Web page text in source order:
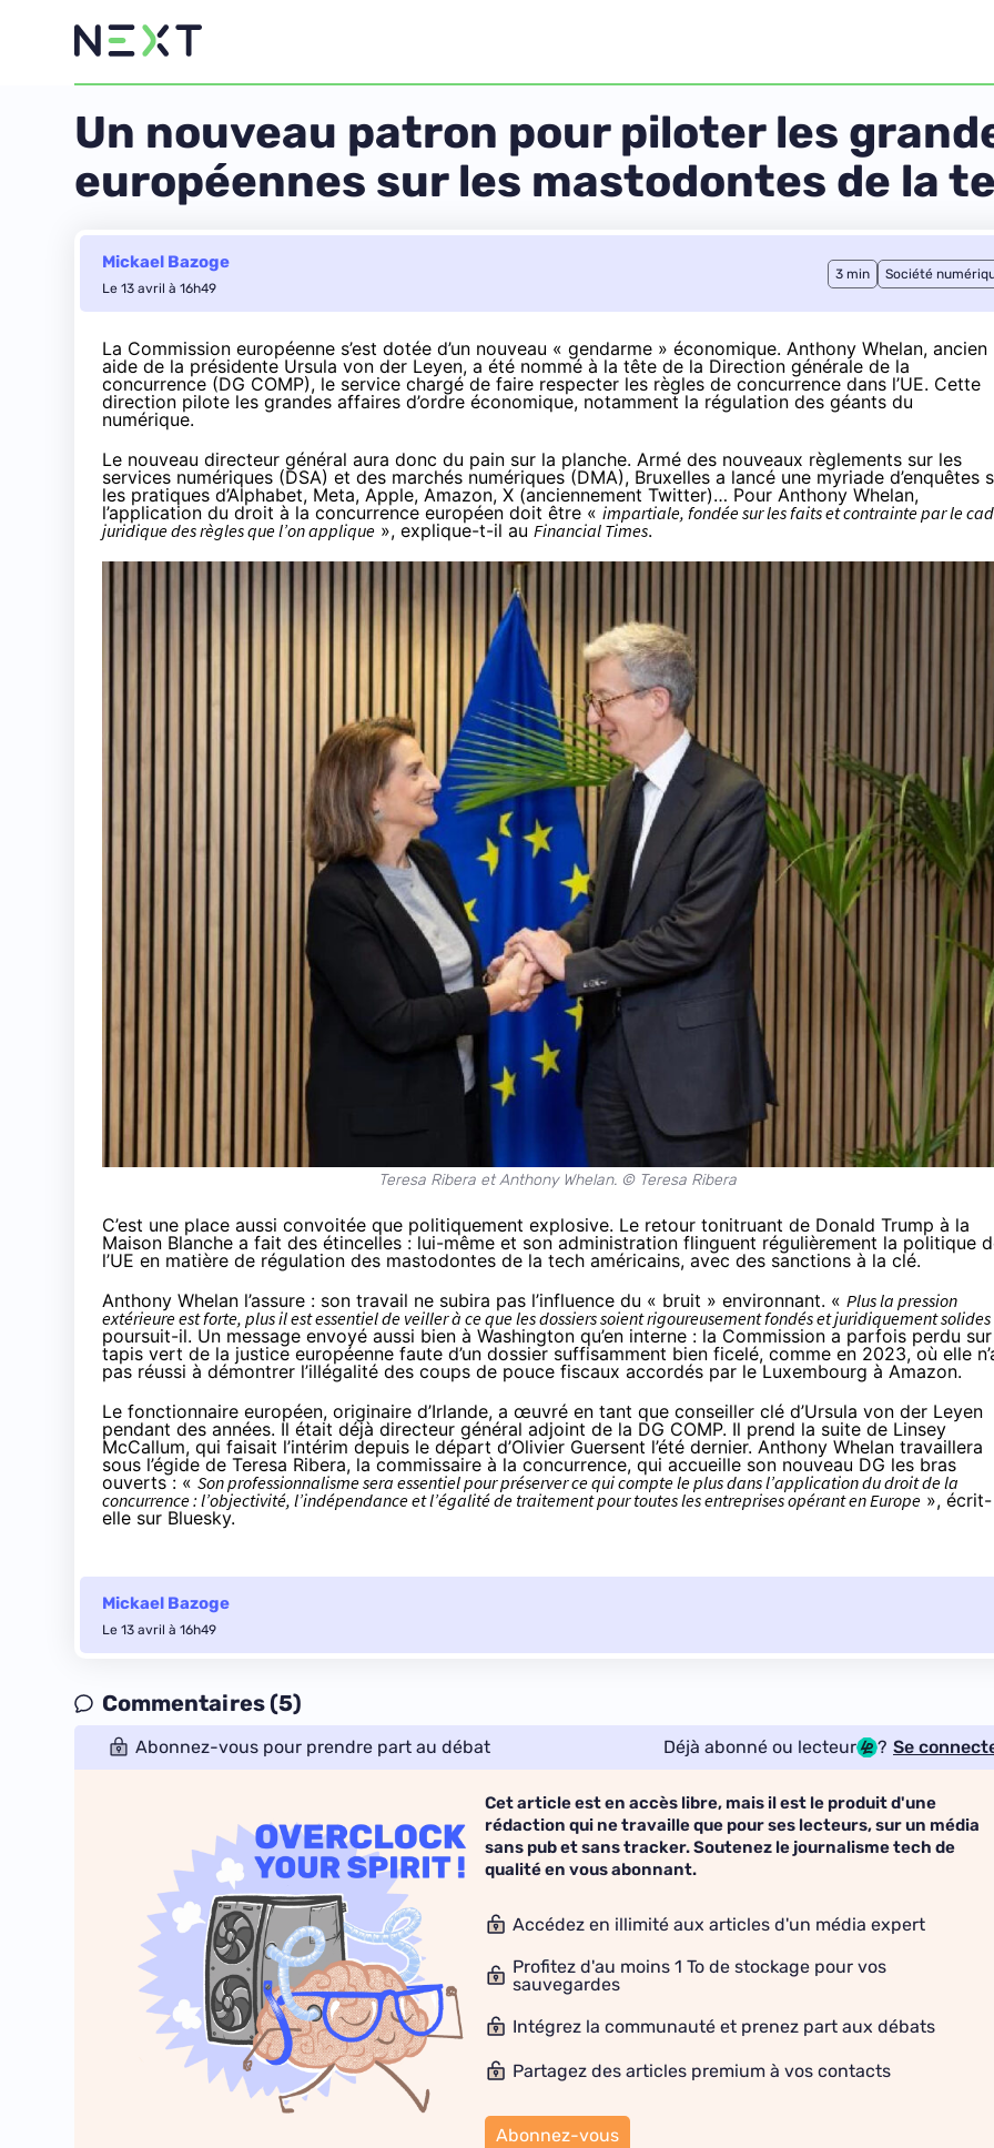
Un nouveau patron pour piloter les
européennes sur les mastodontes de la
Mickael Bazoge
Le 13 avril à 16h49
3 min Société
La Commission européenne s’est dotée d’un nouveau « gendarme » économique. Anthony Whelan, ancien
aide de la présidente Ursula von der Leyen, a été nommé à la tête de la Direction générale de la
concurrence (DG COMP), le service chargé de faire respecter les règles de concurrence dans l’UE. Cette
direction pilote les grandes affaires d’ordre économique, notamment la régulation des géants du
numérique.
Le nouveau directeur général aura donc du pain sur la planche. Armé des nouveaux règlements sur les
services numériques (DSA) et des marchés numériques (DMA), Bruxelles a lancé une myriade d’enquêtes
les pratiques d’Alphabet, Meta, Apple, Amazon, X (anciennement Twitter)… Pour Anthony Whelan,
l’application du droit à la concurrence européen doit être « impartiale, fondée sur les faits et contrainte par le
juridique des règles que l’on applique », explique-t-il au Financial Times.
Teresa Ribera et Anthony Whelan. © Teresa Ribera
C’est une place aussi convoitée que politiquement explosive. Le retour tonitruant de Donald Trump à la
Maison Blanche a fait des étincelles : lui-même et son administration flinguent régulièrement la politique
l’UE en matière de régulation des mastodontes de la tech américains, avec des sanctions à la clé.
Anthony Whelan l’assure : son travail ne subira pas l’influence du « bruit » environnant. « Plus la pression
extérieure est forte, plus il est essentiel de veiller à ce que les dossiers soient rigoureusement fondés et juridiquement solides
poursuit-il. Un message envoyé aussi bien à Washington qu’en interne : la Commission a parfois perdu
tapis vert de la justice européenne faute d’un dossier suffisamment bien ficelé, comme en 2023, où elle
pas réussi à démontrer l’illégalité des coups de pouce fiscaux accordés par le Luxembourg à Amazon.
Le fonctionnaire européen, originaire d’Irlande, a œuvré en tant que conseiller clé d’Ursula von der Leyen
pendant des années. Il était déjà directeur général adjoint de la DG COMP. Il prend la suite de Linsey
McCallum, qui faisait l’intérim depuis le départ d’Olivier Guersent l’été dernier. Anthony Whelan travaillera
sous l’égide de Teresa Ribera, la commissaire à la concurrence, qui accueille son nouveau DG les bras
ouverts : « Son professionnalisme sera essentiel pour préserver ce qui compte le plus dans l’application du droit de la
concurrence : l’objectivité, l’indépendance et l’égalité de traitement pour toutes les entreprises opérant en Europe », écrit-
elle sur Bluesky.
Mickael Bazoge
Le 13 avril à 16h49
Commentaires (5)
Abonnez-vous pour prendre part au débat Déjà abonné ou lecteur ? Se
Cet article est en accès libre, mais il est le produit d'une
rédaction qui ne travaille que pour ses lecteurs, sur un média
sans pub et sans tracker. Soutenez le journalisme tech de
qualité en vous abonnant.
Accédez en illimité aux articles d'un média expert
Profitez d'au moins 1 To de stockage pour vos
sauvegardes
Intégrez la communauté et prenez part aux débats
Partagez des articles premium à vos contacts
Abonnez-vous